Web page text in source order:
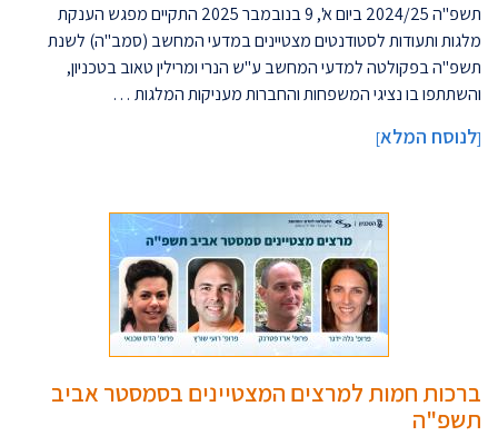
תשפ"ה 2024/25 ביום א', 9 בנובמבר 2025 התקיים מפגש הענקת
מלגות ותעודות לסטודנטים מצטיינים במדעי המחשב (סמב"ה) לשנת
תשפ"ה בפקולטה למדעי המחשב ע"ש הנרי ומרילין טאוב בטכניון,
והשתתפו בו נציגי המשפחות והחברות מעניקות המלגות …
[לנוסח המלא]
ברכות חמות למרצים המצטיינים בסמסטר אביב
תשפ"ה